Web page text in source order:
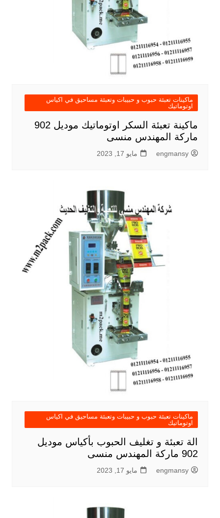
ماكينات تعبئة حبوب و حبيبات وتعبئة مساحيق في اكياس
اوتوماتيك
ماكينة تعبئة السكر اوتوماتيك موديل 902
ماركة المهندس منسى
engmansy مايو 17, 2023
ماكينات تعبئة حبوب و حبيبات وتعبئة مساحيق في اكياس
اوتوماتيك
الة تعبئة و تغليف الحبوب بأكياس موديل
902 ماركة المهندس منسى
engmansy مايو 17, 2023